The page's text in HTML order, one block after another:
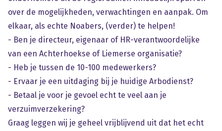
over de mogelijkheden, verwachtingen en aanpak. Om
elkaar, als echte Noabers, (verder) te helpen!
- Ben je directeur, eigenaar of HR-verantwoordelijke
van een Achterhoekse of Liemerse organisatie?
- Heb je tussen de 10-100 medewerkers?
- Ervaar je een uitdaging bij je huidige Arbodienst?
- Betaal je voor je gevoel echt te veel aan je
verzuimverzekering?
Graag leggen wij je geheel vrijblijvend uit dat het echt